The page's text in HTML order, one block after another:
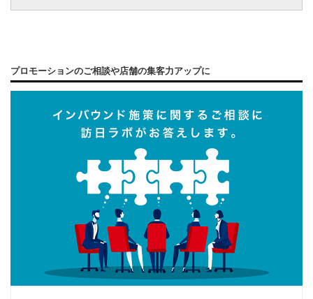
プロモーションのご相談や店舗の集客力アップに